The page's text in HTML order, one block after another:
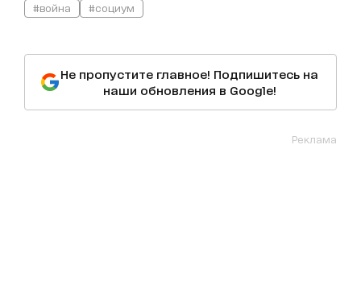
#война #социум
Не пропустите главное! Подпишитесь на
наши обновления в Google!
Реклама